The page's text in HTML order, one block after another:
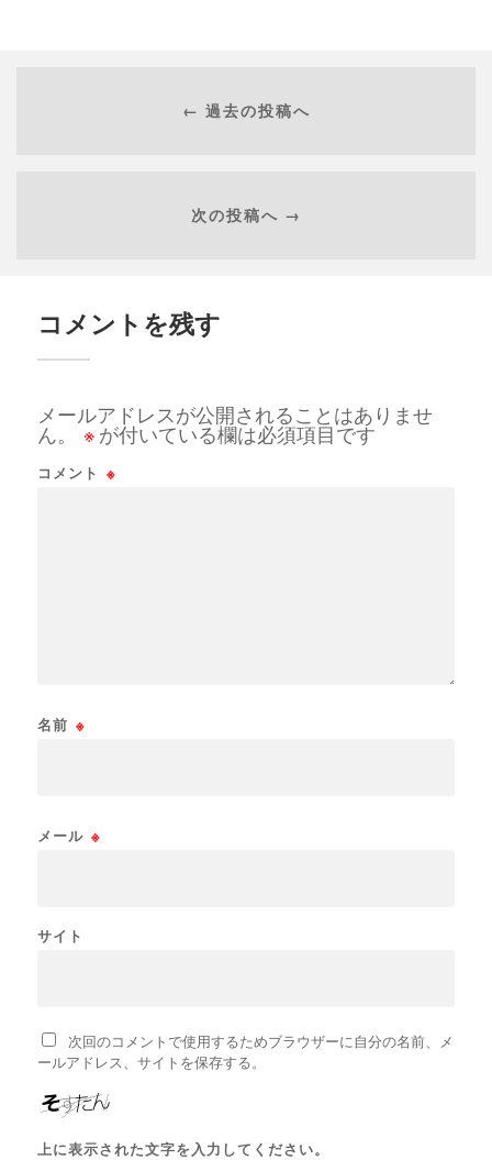
← 過去の投稿へ
次の投稿へ →
コメントを残す
メールアドレスが公開されることはありませ
ん。
※ が付いている欄は必須項目です
コメント ※
名前 ※
メール ※
サイト
次回のコメントで使用するためブラウザーに自分の名前、メ
ールアドレス、サイトを保存する。
上に表示された文字を入力してください。